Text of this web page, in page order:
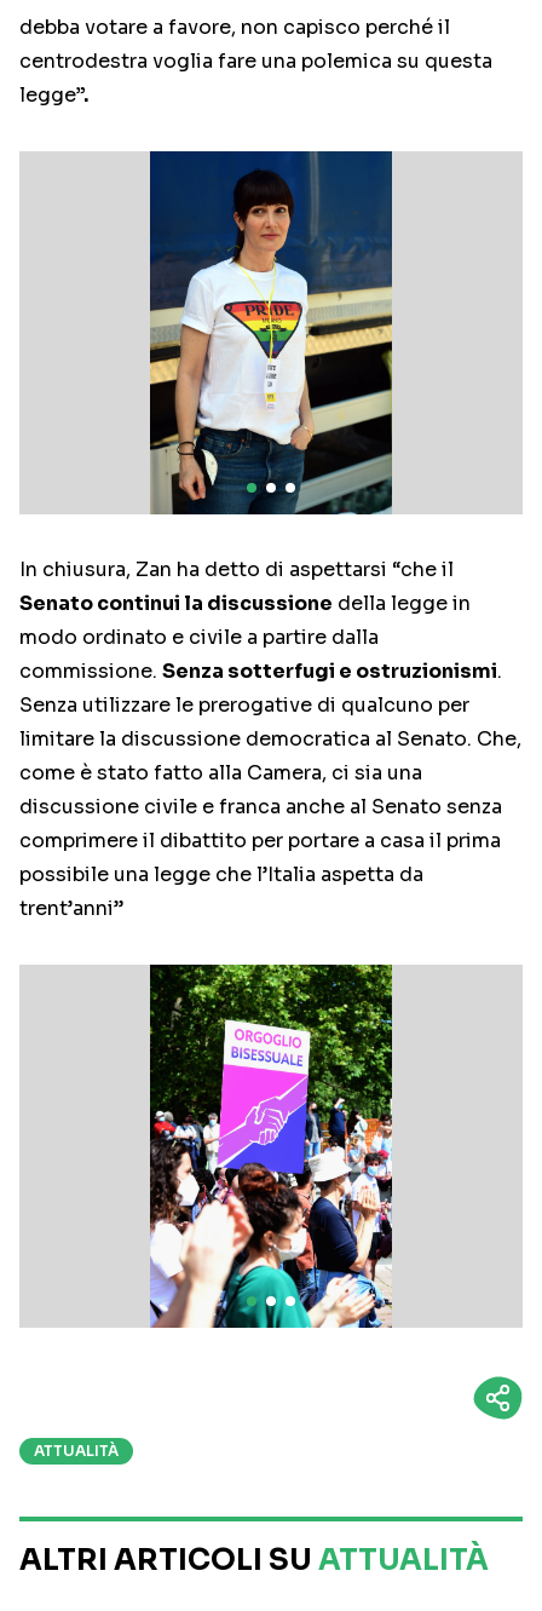
debba votare a favore, non capisco perché il
centrodestra voglia fare una polemica su questa
legge”.
In chiusura, Zan ha detto di aspettarsi “che il
Senato continui la discussione della legge in
modo ordinato e civile a partire dalla
commissione. Senza sotterfugi e ostruzionismi.
Senza utilizzare le prerogative di qualcuno per
limitare la discussione democratica al Senato. Che,
come è stato fatto alla Camera, ci sia una
discussione civile e franca anche al Senato senza
comprimere il dibattito per portare a casa il prima
possibile una legge che l’Italia aspetta da
trent’anni”
ATTUALITÀ
ALTRI ARTICOLI SU ATTUALITÀ